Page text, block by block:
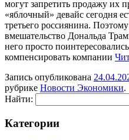
могут запретить продажу их
«яблочный» девайс сегодня
третьего россиянина.
вмешательство Дональда
него просто
компенсировать компании
Запись опубликована
рубрике Новости Экономики.
Найти:
Категории